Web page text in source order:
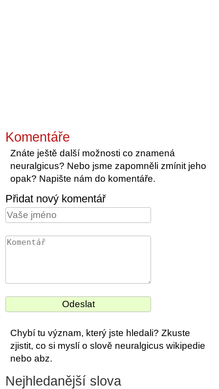
Komentáře
Znáte ještě další možnosti co znamená
neuralgicus? Nebo jsme zapomněli zmínit jeho
opak? Napište nám do komentáře.
Přidat nový komentář
Chybí tu význam, který jste hledali? Zkuste
zjistit, co si myslí o slově neuralgicus wikipedie
nebo abz.
Nejhledanější slova